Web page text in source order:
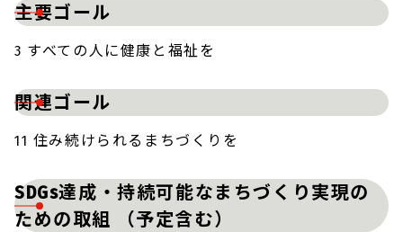
主要ゴール
3 すべての人に健康と福祉を
関連ゴール
11 住み続けられるまちづくりを
SDGs達成・持続可能なまちづくり実現の
ための取組 （予定含む）